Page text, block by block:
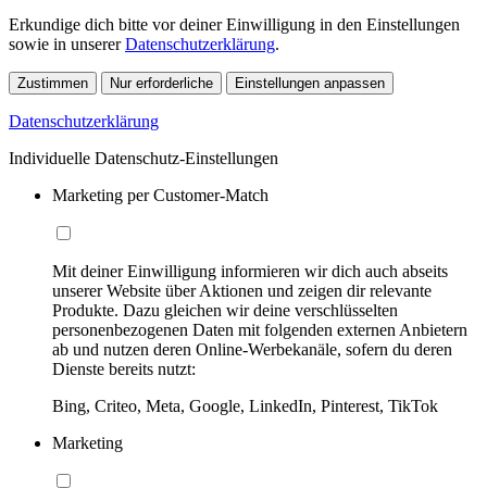
Erkundige dich bitte vor deiner Einwilligung in den Einstellungen
sowie in unsererDatenschutzerklärung.
Zustimmen Nur erforderliche Einstellungen anpassen
Datenschutzerklärung
Individuelle Datenschutz-Einstellungen
Marketing per Customer-Match
Mit deiner Einwilligung informieren wir dich auch abseits
unserer Website über Aktionen und zeigen dir relevante
Produkte. Dazu gleichen wir deine verschlüsselten
personenbezogenen Daten mit folgenden externen Anbietern
ab und nutzen deren Online-Werbekanäle, sofern du deren
Dienste bereits nutzt:
Bing, Criteo, Meta, Google, LinkedIn, Pinterest, TikTok
Marketing